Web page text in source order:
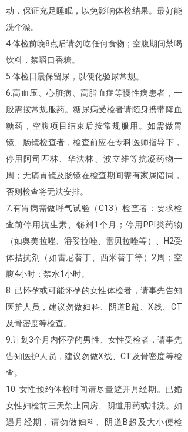
动，保证充足睡眠，以免影响体检结果。最好能
洗个澡。
4.体检前晚8点后请勿吃任何食物；空腹期间禁喝
饮料，禁嚼口香糖。
5.体检日晨保留尿，以便化验尿常规。
6.高血压、心脏病、高脂血症等慢性病患者，一
般需按常规服药。糖尿病受检者请随身携带降血
糖药，空腹项目结束后按常规服用。如需做胃
镜、肠镜检查者，检查前应在专科医师指导下，
停用阿司匹林、华法林、波立维等抗凝药物一
周；无痛胃镜及肠镜在检查期间需有家属陪同，
否则检查将无法安排。
7.有胃病需做呼气试验（C13）检查者：要求检
查前停用抗生素、铋剂1个月；停用PPI类药物
（如奥美拉唑、潘妥拉唑、雷贝拉唑等）、H2受
体拮抗剂（如雷尼替丁、西米替丁等）2周；空
腹4小时；禁水1小时。
8. 已怀孕或可能怀孕的女性体检者，请事先告知
医护人员，建议勿做妇科、阴道B超、X线、CT
及骨密度等检查。
9.计划3个月内怀孕的男性、女性受检者，请事先
告知医护人员，建议勿做X线、CT及骨密度等检
查。
10. 女性预约体检时间请尽量避开月经期。已婚
女性妇检前三天禁止同房、阴道用药或冲洗。如
遇月经期，请勿做妇科、阴道B超及大小便检